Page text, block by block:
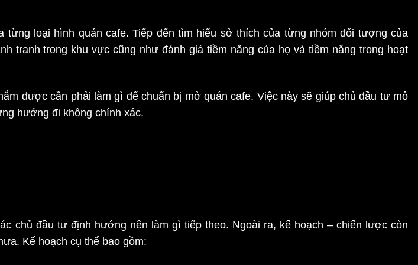
loại hình quán cafe. Tiếp đến tìm hiểu sở thích của từng nhóm đối tượng của
tranh trong khu vực cũng như đánh giá tiềm năng của họ và tiềm năng trong hoạt
được cần phải làm gì để chuẩn bị mở quán cafe. Việc này sẽ giúp chủ đầu tư mô
hướng đi không chính xác.
chủ đầu tư định hướng nên làm gì tiếp theo. Ngoài ra, kế hoạch – chiến lược còn
Kế hoạch cụ thể bao gồm: